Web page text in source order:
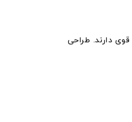
دارند. طراحی